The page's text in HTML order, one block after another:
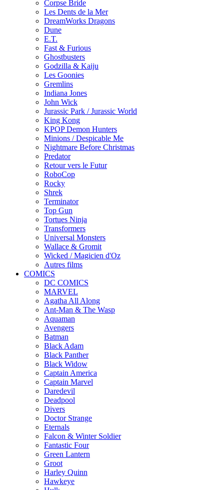
Corpse Bride
Les Dents de la Mer
DreamWorks Dragons
Dune
E.T.
Fast & Furious
Ghostbusters
Godzilla & Kaiju
Les Goonies
Gremlins
Indiana Jones
John Wick
Jurassic Park / Jurassic World
King Kong
KPOP Demon Hunters
Minions / Despicable Me
Nightmare Before Christmas
Predator
Retour vers le Futur
RoboCop
Rocky
Shrek
Terminator
Top Gun
Tortues Ninja
Transformers
Universal Monsters
Wallace & Gromit
Wicked / Magicien d'Oz
Autres films
COMICS
DC COMICS
MARVEL
Agatha All Along
Ant-Man & The Wasp
Aquaman
Avengers
Batman
Black Adam
Black Panther
Black Widow
Captain America
Captain Marvel
Daredevil
Deadpool
Divers
Doctor Strange
Eternals
Falcon & Winter Soldier
Fantastic Four
Green Lantern
Groot
Harley Quinn
Hawkeye